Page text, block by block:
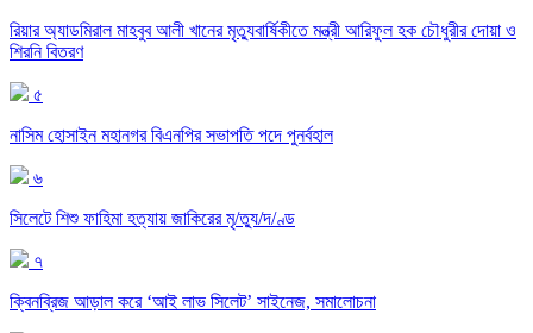
রিয়ার অ্যাডমিরাল মাহবুব আলী খানের মৃত্যুবার্ষিকীতে মন্ত্রী আরিফুল হক চৌধুরীর দোয়া ও
শিরনি বিতরণ
৫
নাসিম হোসাইন মহানগর বিএনপির সভাপতি পদে পুনর্বহাল
৬
সিলেটে শিশু ফাহিমা হত্যায় জাকিরের মৃ/ত্যু/দ/ণ্ড
৭
ক্বিনব্রিজ আড়াল করে ‘আই লাভ সিলেট’ সাইনেজ, সমালোচনা